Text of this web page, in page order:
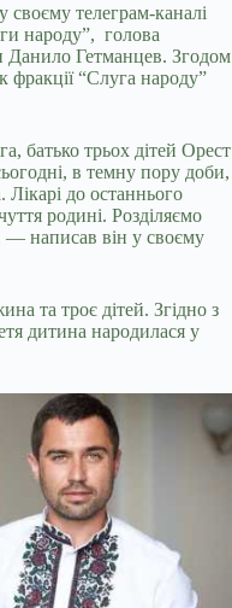
своєму телеграм-каналі
народу”, голова
Данило Гетманцев. Згодом
фракції “Слуга народу”
батько трьох дітей Орест
в темну пору доби,
Лікарі до останнього
родині. Розділяємо
— написав він у своєму
та троє дітей. Згідно з
дитина народилася у